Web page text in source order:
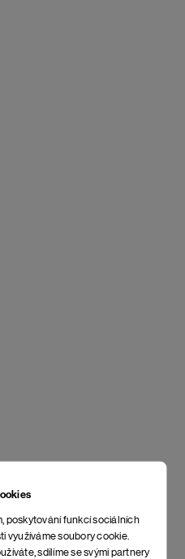
poskytování funkcí sociálních
využíváme soubory cookie.
sdílíme se svými partnery